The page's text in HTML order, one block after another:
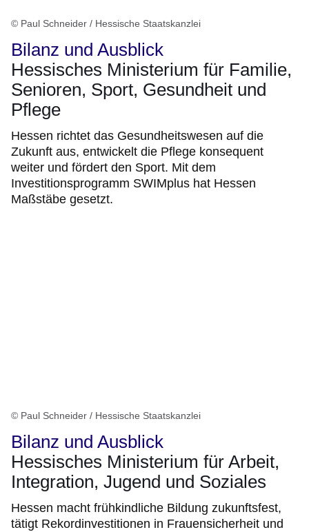
© Paul Schneider / Hessische Staatskanzlei
Bilanz und Ausblick
Hessisches Ministerium für Familie,
Senioren, Sport, Gesundheit und
Pflege
Hessen richtet das Gesundheitswesen auf die
Zukunft aus, entwickelt die Pflege konsequent
weiter und fördert den Sport. Mit dem
Investitionsprogramm SWIMplus hat Hessen
Maßstäbe gesetzt.
© Paul Schneider / Hessische Staatskanzlei
Bilanz und Ausblick
Hessisches Ministerium für Arbeit,
Integration, Jugend und Soziales
Hessen macht frühkindliche Bildung zukunftsfest,
tätigt Rekordinvestitionen in Frauensicherheit und